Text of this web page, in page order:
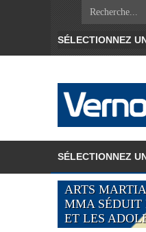
ARTS
MMA SÉDUIT
ET LES